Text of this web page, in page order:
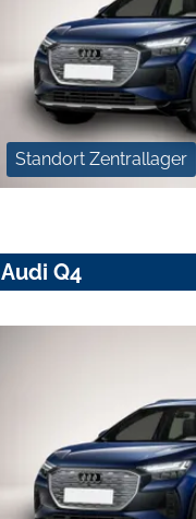
Standort Zentrallager
Audi Q4